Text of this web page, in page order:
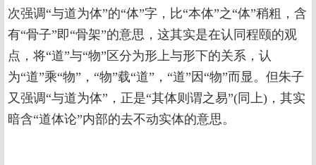
次强调“与道为体”的“体”字，比“本体”之“体”稍粗，含
有“骨子”即“骨架”的意思，这其实是在认同程颐的观
点，将“道”与“物”区分为形上与形下的关系，认
为“道”乘“物”，“物”载“道”，“道”因“物”而显。但朱子
又强调“与道为体”，正是“其体则谓之易”(同上)，其实
暗含“道体论”内部的去不动实体的意思。